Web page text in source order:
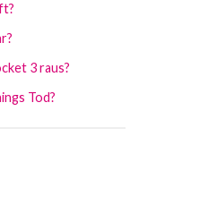
3 raus?
Tod?